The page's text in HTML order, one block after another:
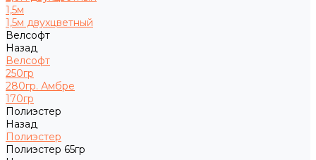
1,5м
1,5м двухцветный
Велсофт
Назад
Велсофт
250гр
280гр. Амбре
170гр
Полиэстер
Назад
Полиэстер
Полиэстер 65гр